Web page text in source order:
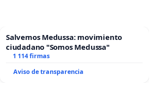
Salvemos Medussa: movimiento
ciudadano "Somos Medussa"
1 114 firmas
Aviso de transparencia